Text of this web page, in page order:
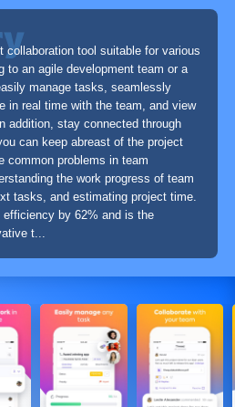
tool suitable for various
to an agile development team or a
manage tasks, seamlessly
in real time with the team, and view
addition, stay connected through
can keep abreast of the project
common problems in team
the work progress of team
tasks, and estimating project time.
by 62% and is the
t...